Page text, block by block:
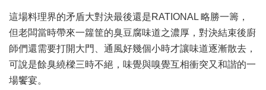
這場料理界的矛盾大對決最後還是RATIONAL 略勝一籌，
但老闆當時帶來一籮筐的臭豆腐味道之濃厚，對決結束後廚
師們還需要打開大門、通風好幾個小時才讓味道逐漸散去，
可說是餘臭繞樑三時不絕，味覺與嗅覺互相衝突又和諧的一
場饗宴。